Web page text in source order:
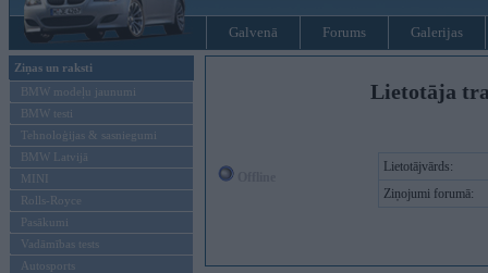
Galvenā Forums Galerijas
Ziņas un raksti
BMW modeļu jaunumi
BMW testi
Tehnoloģijas & sasniegumi
BMW Latvijā
MINI
Rolls-Royce
Pasākumi
Vadāmības tests
Autosports
Lietotāja
Lietotājvārds:
Ziņojumi forumā: